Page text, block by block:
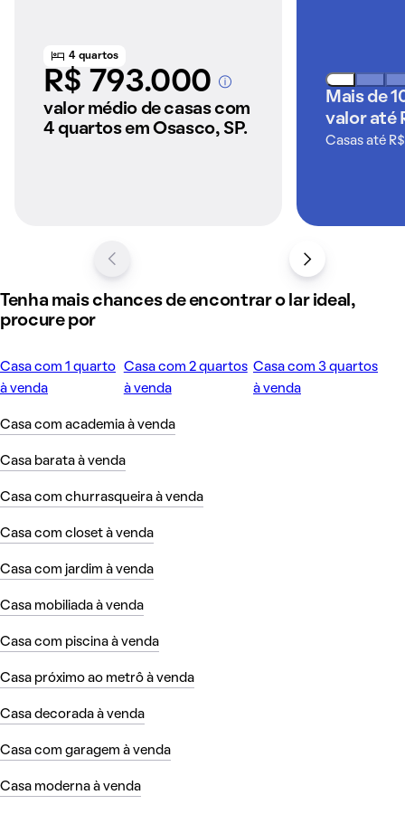
4 quartos
R$ 793.000A partir dos imóveis
anunciados pelo
valor médio de casas com
4 quartos em Osasco, SP.
Mais de
valor até
Casas até
Tenha mais chances de encontrar o lar ideal,
procure por
Casa com 1 quarto
à venda
Casa com 2 quartos
à venda
Casa com 3 quartos
à venda
Casa com academia à venda
Casa barata à venda
Casa com churrasqueira à venda
Casa com closet à venda
Casa com jardim à venda
Casa mobiliada à venda
Casa com piscina à venda
Casa próximo ao metrô à venda
Casa decorada à venda
Casa com garagem à venda
Casa moderna à venda